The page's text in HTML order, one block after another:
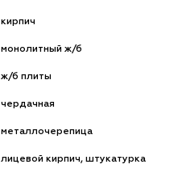
кирпич
монолитный ж/б
ж/б плиты
чердачная
металлочерепица
лицевой кирпич, штукатурка